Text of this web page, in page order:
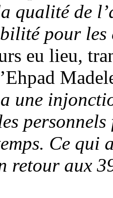
qualité de
pour les
eu lieu,
une
Ce qui
retour aux